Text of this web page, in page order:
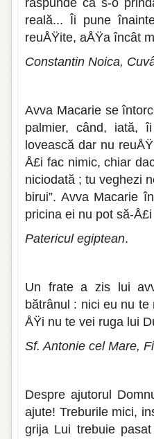
răspunde ca s-o
reală... Îi pune
reuÅŸite, aÅŸa încât
Constantin Noica,
Avva Macarie se
palmier, când, iată,
lovească dar nu
Å£i fac nimic, chiar
niciodată ; tu veghezi
birui”. Avva Macarie
pricina ei nu pot să-Å£i
Patericul egiptean.
Un frate a zis lui
bătrânul : nici eu nu
ÅŸi nu te vei ruga lui
Sf. Antonie cel Mare,
Despre ajutorul
ajute! Treburile mici,
grija Lui trebuie